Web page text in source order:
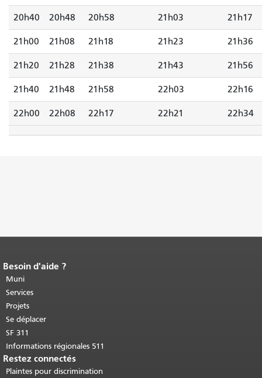
20h40 20h48 20h58 21h03 21h17
21h00 21h08 21h18 21h23 21h36
21h20 21h28 21h38 21h43 21h56
21h40 21h48 21h58 22h03 22h16
22h00 22h08 22h17 22h21 22h34
Fin du contenu de la page.
cette page se répète sur chaque page.
Retour au haut du contenu principal
Besoin d'aide ?
Muni
Services
Projets
Se déplacer
SF 311
Informations régionales 511
Restez connectés
Plaintes pour discrimination